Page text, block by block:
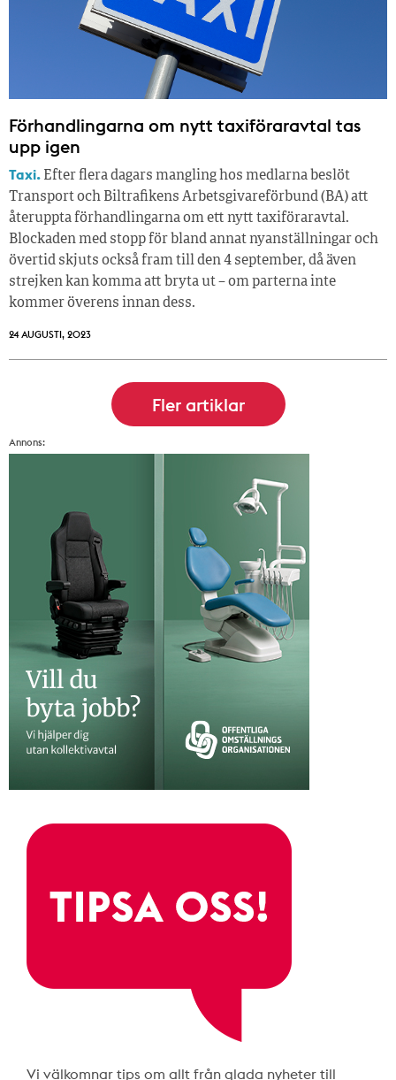
Förhandlingarna om nytt taxiföraravtal tas
upp igen
Taxi. Efter flera dagars mangling hos medlarna beslöt
Transport och Biltrafikens Arbetsgivareförbund (BA) att
återuppta förhandlingarna om ett nytt taxiföraravtal.
Blockaden med stopp för bland annat nyanställningar och
övertid skjuts också fram till den 4 september, då även
strejken kan komma att bryta ut – om parterna inte
kommer överens innan dess.
24 AUGUSTI, 2023
Annons:
Vi välkomnar tips om allt från glada nyheter till